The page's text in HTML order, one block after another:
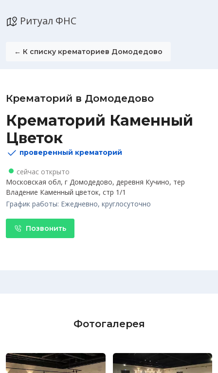
Ритуал ФНС
← К списку крематориев Домодедово
Крематорий в Домодедово
Крематорий Каменный
Цветок
проверенный крематорий
сейчас открыто
Московская обл, г Домодедово, деревня Кучино, тер
Владение Каменный цветок, стр 1/1
График работы: Ежедневно, круглосуточно
Позвонить
Фотогалерея